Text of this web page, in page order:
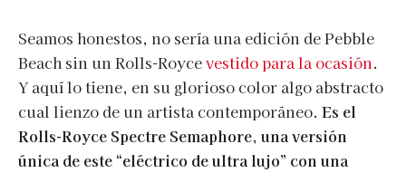
Seamos honestos, no sería una edición de Pebble
Beach sin un Rolls-Roycevestido para la ocasión.
Y aquí lo tiene, en su glorioso color algo abstracto
cual lienzo de un artista contemporáneo. Es el
Rolls-Royce Spectre Semaphore, una versión
única de este “eléctrico de ultra lujo” con una